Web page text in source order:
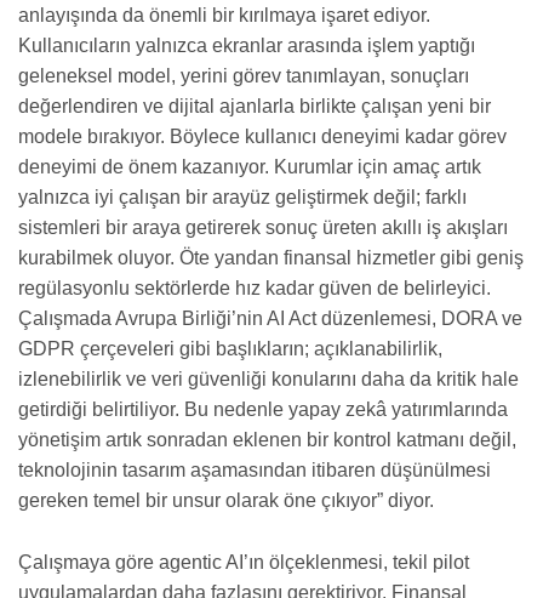
anlayışında da önemli bir kırılmaya işaret ediyor.
Kullanıcıların yalnızca ekranlar arasında işlem yaptığı
geleneksel model, yerini görev tanımlayan, sonuçları
değerlendiren ve dijital ajanlarla birlikte çalışan yeni bir
modele bırakıyor. Böylece kullanıcı deneyimi kadar görev
deneyimi de önem kazanıyor. Kurumlar için amaç artık
yalnızca iyi çalışan bir arayüz geliştirmek değil; farklı
sistemleri bir araya getirerek sonuç üreten akıllı iş akışları
kurabilmek oluyor. Öte yandan finansal hizmetler gibi geniş
regülasyonlu sektörlerde hız kadar güven de belirleyici.
Çalışmada Avrupa Birliği’nin AI Act düzenlemesi, DORA ve
GDPR çerçeveleri gibi başlıkların; açıklanabilirlik,
izlenebilirlik ve veri güvenliği konularını daha da kritik hale
getirdiği belirtiliyor. Bu nedenle yapay zekâ yatırımlarında
yönetişim artık sonradan eklenen bir kontrol katmanı değil,
teknolojinin tasarım aşamasından itibaren düşünülmesi
gereken temel bir unsur olarak öne çıkıyor” diyor.
Çalışmaya göre agentic AI’ın ölçeklenmesi, tekil pilot
uygulamalardan daha fazlasını gerektiriyor. Finansal